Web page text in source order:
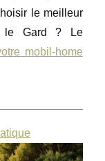
le meilleur
le Gard ? Le
mobil-home